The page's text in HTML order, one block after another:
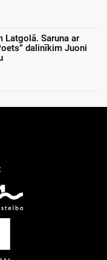
Latgolā. Saruna ar
dalinīkim Juoni